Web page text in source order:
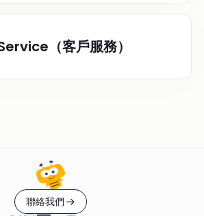
（客戶服務）
聯絡我們